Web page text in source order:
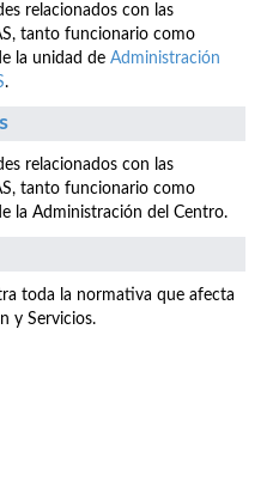
relacionados con las
tanto funcionario como
la unidad de Administración
.
relacionados con las
tanto funcionario como
la Administración del Centro.
toda la normativa que afecta
y Servicios.